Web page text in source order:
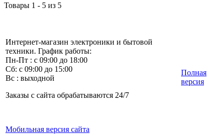
Товары 1 - 5 из 5
Интернет-магазин электроники и бытовой
техники. График работы:
Пн-Пт : с 09:00 до 18:00
Сб: с 09:00 до 15:00
Вс : выходной
Заказы с сайта обрабатываются 24/7
Мобильная версия сайта
Полная
версия